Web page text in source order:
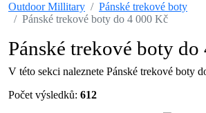
Outdoor Millitary
Pánské trekové boty
Pánské trekové boty do 4 000 Kč
Pánské trekové boty do
V této sekci naleznete Pánské trekové boty
Počet výsledků: 612